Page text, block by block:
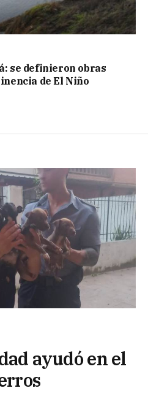
se definieron obras
de El Niño
ayudó en el